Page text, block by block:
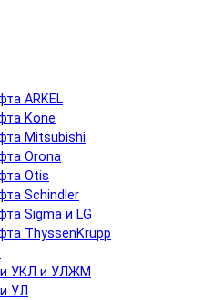
ARKEL
Kone
Mitsubishi
Orona
Otis
Schindler
Sigma и LG
ThyssenKrupp
УКЛ и УЛЖМ
УЛ